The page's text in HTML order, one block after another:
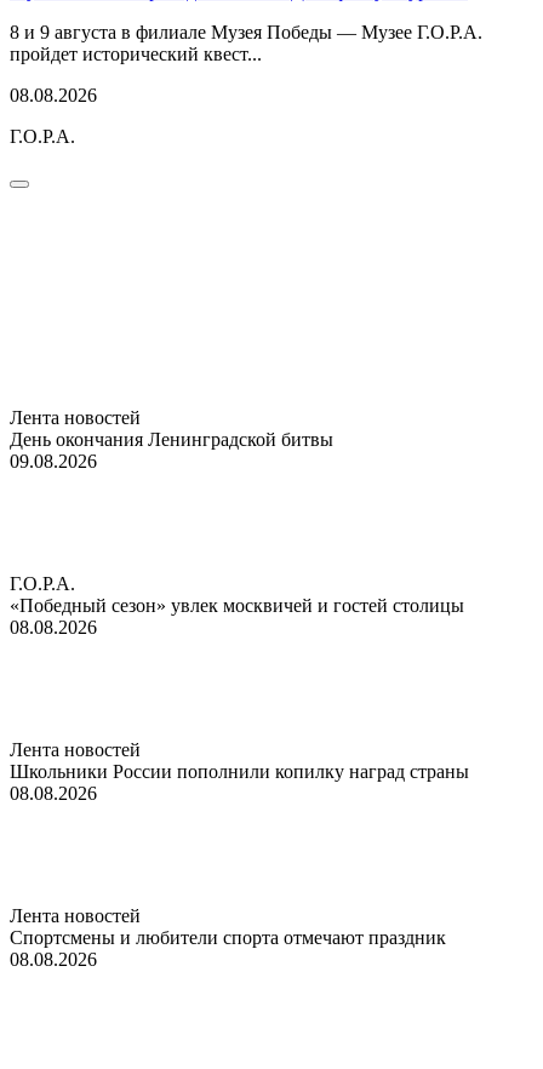
8 и 9 августа в филиале Музея Победы — Музее Г.О.Р.А.
пройдет исторический квест...
08.08.2026
Г.О.Р.А.
Лента новостей
День окончания Ленинградской битвы
09.08.2026
Г.О.Р.А.
«Победный сезон» увлек москвичей и гостей столицы
08.08.2026
Лента новостей
Школьники России пополнили копилку наград страны
08.08.2026
Лента новостей
Спортсмены и любители спорта отмечают праздник
08.08.2026